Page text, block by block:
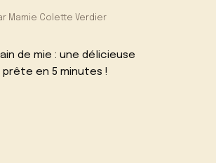
Mamie Colette Verdier
de mie : une délicieuse
prête en 5 minutes !